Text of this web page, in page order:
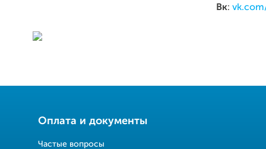
Вк:
Оплата и документы
Частые вопросы